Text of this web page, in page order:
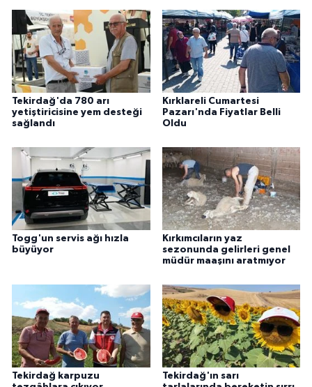
Tekirdağ'da 780 arı
yetiştiricisine yem desteği
sağlandı
Kırklareli Cumartesi
Pazarı'nda Fiyatlar Belli
Oldu
Togg'un servis ağı hızla
büyüyor
Kırkımcıların yaz
sezonunda gelirleri genel
müdür maaşını aratmıyor
Tekirdağ karpuzu
Tekirdağ'ın sarı